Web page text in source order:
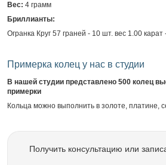
Вес: 4 грамм
Бриллианты:
Огранка Круг 57 граней - 10 шт. вес 1.00 карат
Примерка колец у нас в студии
В нашей студии представлено 500 колец
примерки
Кольца можно выполнить в золоте,
Получить консультацию или